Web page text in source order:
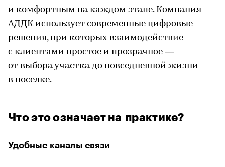
и комфортным на каждом этапе. Компания
АДДК использует современные цифровые
решения, при которых взаимодействие
с клиентами простое и прозрачное —
от выбора участка до повседневной жизни
в поселке.
Что это означает на практике?
Удобные каналы связи